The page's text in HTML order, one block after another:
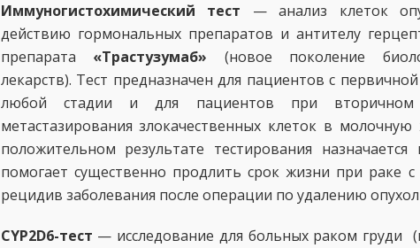
Иммуногистохимический тест — анализ клеток
действию гормональных препаратов и антителу
препарата «Трастузумаб» (новое поколение
лекарств). Тест предназначен для пациентов с
любой стадии и для пациентов при вторичном
метастазирования злокачественных клеток в
положительном результате тестирования
помогает существенно продлить срок жизни при раке
рецидив заболевания после операции по удалению
CYP2D6-тест — исследование для больных раком груди